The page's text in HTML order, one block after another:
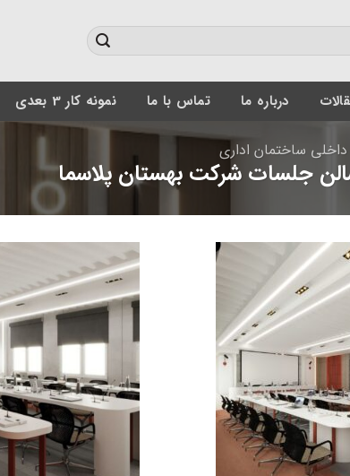
درباره ما تماس با ما نمونه کار 3 بعدی
ساختمان اداری